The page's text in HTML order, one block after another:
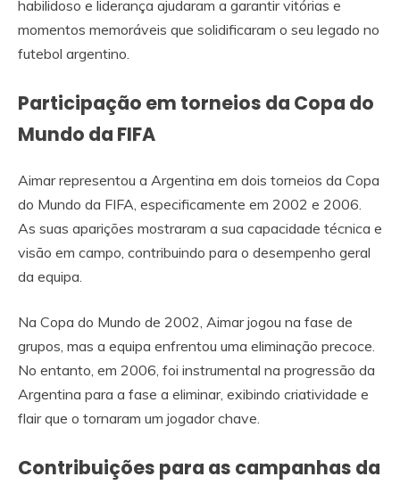
habilidoso e liderança ajudaram a garantir vitórias e
momentos memoráveis que solidificaram o seu legado no
futebol argentino.
Participação em torneios da Copa do
Mundo da FIFA
Aimar representou a Argentina em dois torneios da Copa
do Mundo da FIFA, especificamente em 2002 e 2006.
As suas aparições mostraram a sua capacidade técnica e
visão em campo, contribuindo para o desempenho geral
da equipa.
Na Copa do Mundo de 2002, Aimar jogou na fase de
grupos, mas a equipa enfrentou uma eliminação precoce.
No entanto, em 2006, foi instrumental na progressão da
Argentina para a fase a eliminar, exibindo criatividade e
flair que o tornaram um jogador chave.
Contribuições para as campanhas da